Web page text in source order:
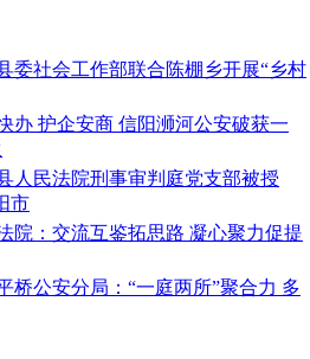
委社会工作部联合陈棚乡开展“乡村
办 护企安商 信阳浉河公安破获一
人民法院刑事审判庭党支部被授
市
院：交流互鉴拓思路 凝心聚力促提
桥公安分局：“一庭两所”聚合力 多